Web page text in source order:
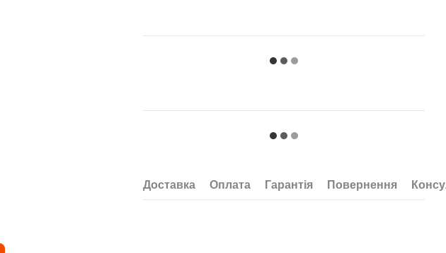
Доставка Оплата Гарантія Повернення